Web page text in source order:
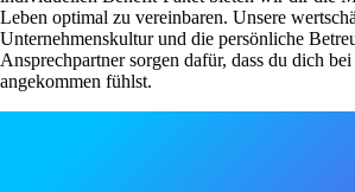
Leben optimal zu vereinbaren. Unsere
Unternehmenskultur und die persönliche
Ansprechpartner sorgen dafür, dass du dich
angekommen fühlst.